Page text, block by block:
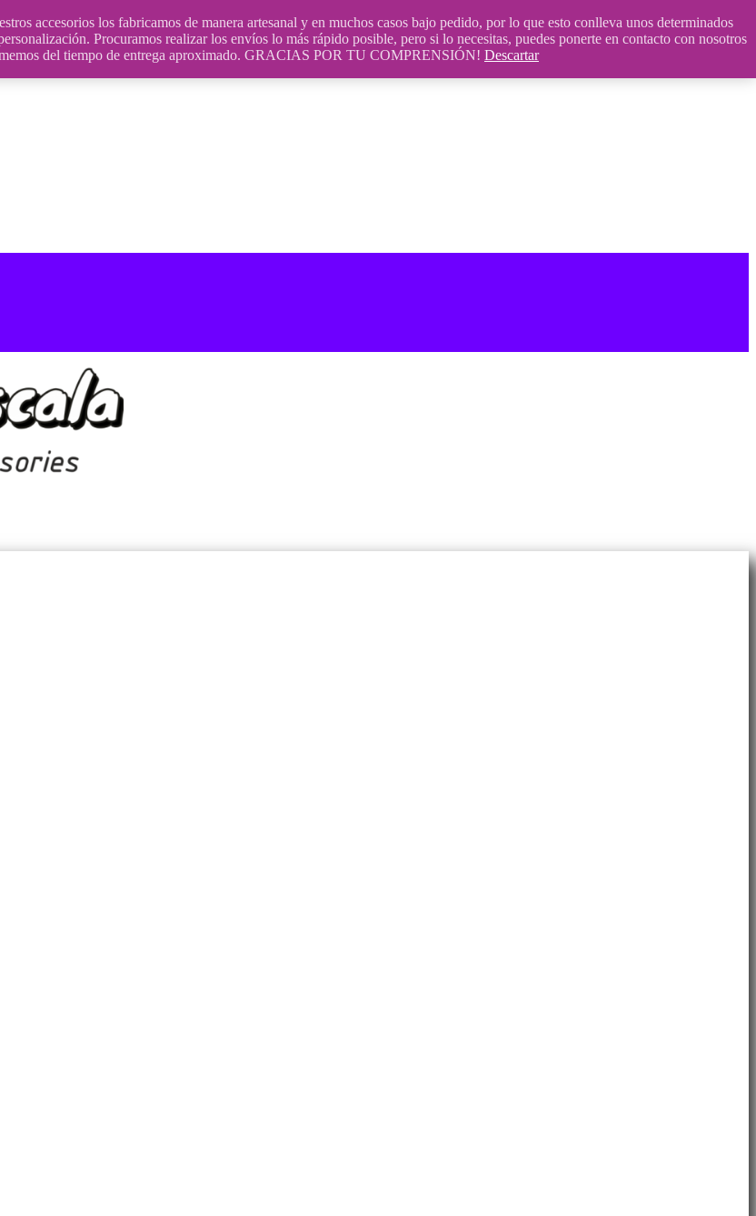
accesorios los fabricamos de manera artesanal y en muchos casos bajo pedido, por lo que esto conlleva unos determinados
Procuramos realizar los envíos lo más rápido posible, pero si lo necesitas, puedes ponerte en contacto con nosotros
del tiempo de entrega aproximado. GRACIAS POR TU COMPRENSIÓN! Descartar